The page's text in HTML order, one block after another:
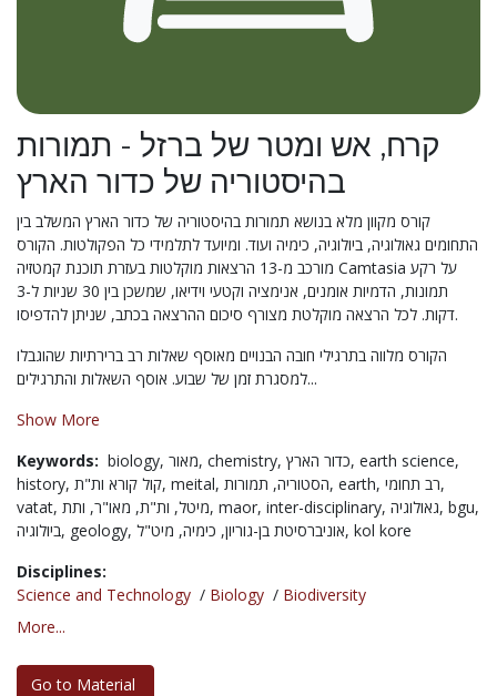
קרח, אש ומטר של ברזל - תמורות
בהיסטוריה של כדור הארץ
קורס מקוון מלא בנושא תמורות בהיסטוריה של כדור הארץ המשלב בין
התחומים גאולוגיה, ביולוגיה, כימיה ועוד. ומיועד לתלמידי כל הפקולטות. הקורס
מורכב מ-13 הרצאות מוקלטות בעזרת תוכנת קמטזיה Camtasia על רקע
תמונות, הדמיות אומנים, אנימציה וקטעי וידיאו, שמשכן בין 30 שניות ל-3
דקות. לכל הרצאה מוקלטת מצורף סיכום ההרצאה בכתב, שניתן להדפיסו.
הקורס מלווה בתרגילי חובה הבנויים מאוסף שאלות רב ברירתיות שהוגבלו
למסגרת זמן של שבוע. אוסף השאלות והתרגילים...
Show More
Keywords: biology, מאור, chemistry, כדור הארץ, earth science,
history,
קול קורא ות"ת, meital, הסטוריה,תמורות, earth,
רב תחומי,
vatat,
מיטל, ות"ת, מאו"ר, ותת, maor, inter-disciplinary, גאולוגיה, bgu,
ביולוגיה, geology, אוניברסיטת בן-גוריון, כימיה, מיט"ל, kol kore
Disciplines:
Science and Technology / Biology / Biodiversity
More...
Go to Material